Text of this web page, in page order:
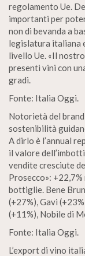
regolamento Ue.
importanti per
non di bevanda a
legislatura italiana
livello Ue. «Il
presenti vini con
gradi.
Fonte: Italia Oggi.
Notorietà del
sostenibilità
A dirlo è l’annual
il valore
vendite cresciute
Prosecco»:
bottiglie. Bene
(+27%), Gavi
(+11%), Nobile di
Fonte: Italia Oggi.
L’export di vino